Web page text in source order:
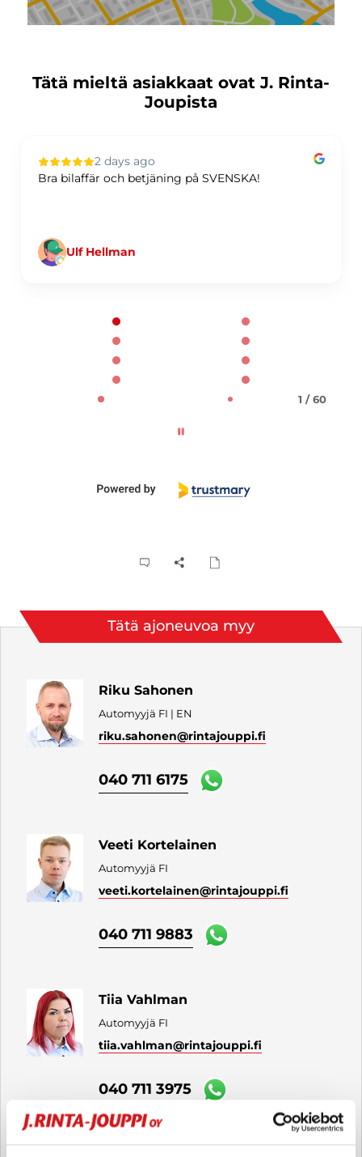
Tätä mieltä asiakkaat ovat J. Rinta-
Joupista
2 days ago
Bra bilaffär och betjäning på SVENSKA!
Ulf Hellman
1 / 60
Tätä ajoneuvoa myy
Riku Sahonen
Automyyjä FI | EN
riku.sahonen@rintajouppi.fi
040 711 6175
Veeti Kortelainen
Automyyjä FI
veeti.kortelainen@rintajouppi.fi
040 711 9883
Tiia Vahlman
Automyyjä FI
tiia.vahlman@rintajouppi.fi
040 711 3975